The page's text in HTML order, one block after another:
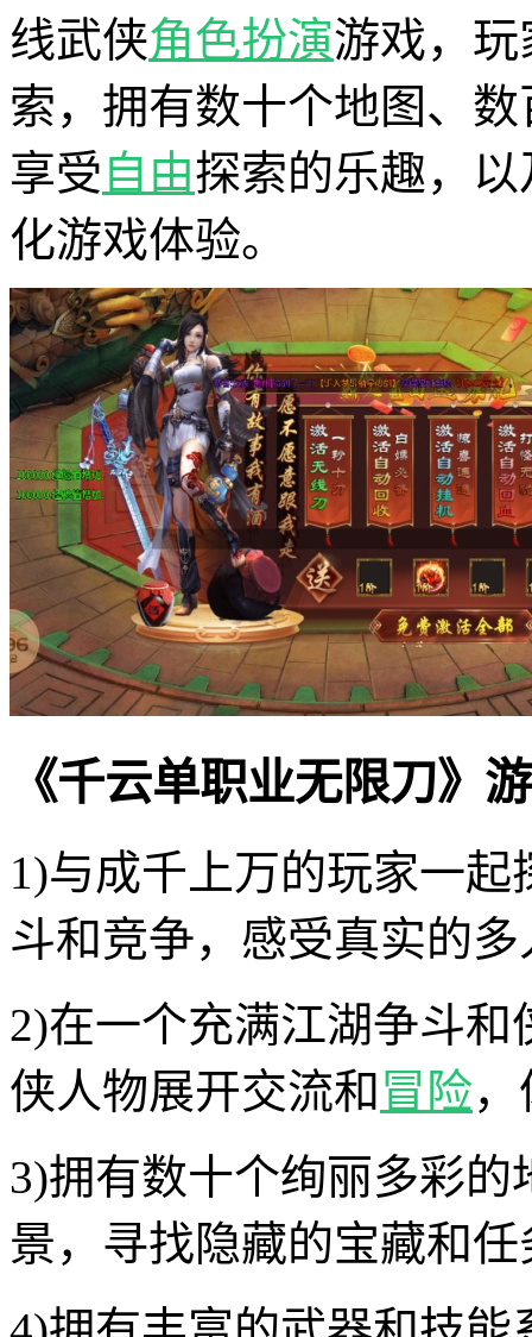
线武侠角色扮演游戏，
索，拥有数十个地图、
享受自由探索的乐趣，
化游戏体验。
《千云单职业无限刀》
1)与成千上万的玩家一
斗和竞争，感受真实的
2)在一个充满江湖争斗
侠人物展开交流和 冒险
3)拥有数十个绚丽多彩
景，寻找隐藏的宝藏和任